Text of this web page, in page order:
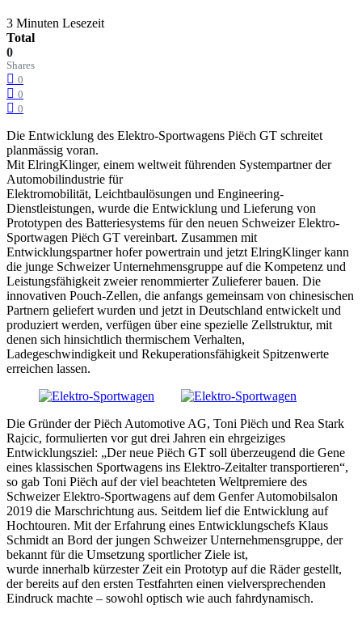
3 Minuten Lesezeit
Total
0
Shares
0
0
0
Die Entwicklung des Elektro-Sportwagens Piëch GT schreitet
planmässig voran.
Mit ElringKlinger, einem weltweit führenden Systempartner der
Automobilindustrie für
Elektromobilität, Leichtbaulösungen und Engineering-
Dienstleistungen, wurde die Entwicklung und Lieferung von
Prototypen des Batteriesystems für den neuen Schweizer Elektro-
Sportwagen Piëch GT vereinbart. Zusammen mit
Entwicklungspartner hofer powertrain und jetzt ElringKlinger kann
die junge Schweizer Unternehmensgruppe auf die Kompetenz und
Leistungsfähigkeit zweier renommierter Zulieferer bauen. Die
innovativen Pouch-Zellen, die anfangs gemeinsam von chinesischen
Partnern geliefert wurden und jetzt in Deutschland entwickelt und
produziert werden, verfügen über eine spezielle Zellstruktur, mit
denen sich hinsichtlich thermischem Verhalten,
Ladegeschwindigkeit und Rekuperationsfähigkeit Spitzenwerte
erreichen lassen.
Die Gründer der Piëch Automotive AG, Toni Piëch und Rea Stark
Rajcic, formulierten vor gut drei Jahren ein ehrgeiziges
Entwicklungsziel: „Der neue Piëch GT soll überzeugend die Gene
eines klassischen Sportwagens ins Elektro-Zeitalter transportieren“,
so gab Toni Piëch auf der viel beachteten Weltpremiere des
Schweizer Elektro-Sportwagens auf dem Genfer Automobilsalon
2019 die Marschrichtung aus. Seitdem lief die Entwicklung auf
Hochtouren. Mit der Erfahrung eines Entwicklungschefs Klaus
Schmidt an Bord der jungen Schweizer Unternehmensgruppe, der
bekannt für die Umsetzung sportlicher Ziele ist,
wurde innerhalb kürzester Zeit ein Prototyp auf die Räder gestellt,
der bereits auf den ersten Testfahrten einen vielversprechenden
Eindruck machte – sowohl optisch wie auch fahrdynamisch.